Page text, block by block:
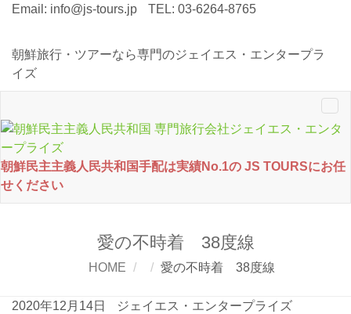
Email: info@js-tours.jp TEL: 03-6264-8765
朝鮮旅行・ツアーなら専門のジェイエス・エンタープラ
イズ
朝鮮民主主義人民共和国手配は実績No.1の JS TOURSにお任
せください
愛の不時着 38度線
HOME 愛の不時着 38度線
2020年12月14日 ジェイエス・エンタープライズ